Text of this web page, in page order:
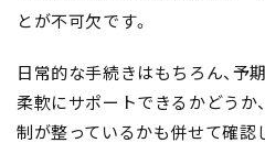
とが不可欠です。
日常的な手続きはもちろん、予
柔軟にサポートできるかどうか
制が整っているかも併せて確認